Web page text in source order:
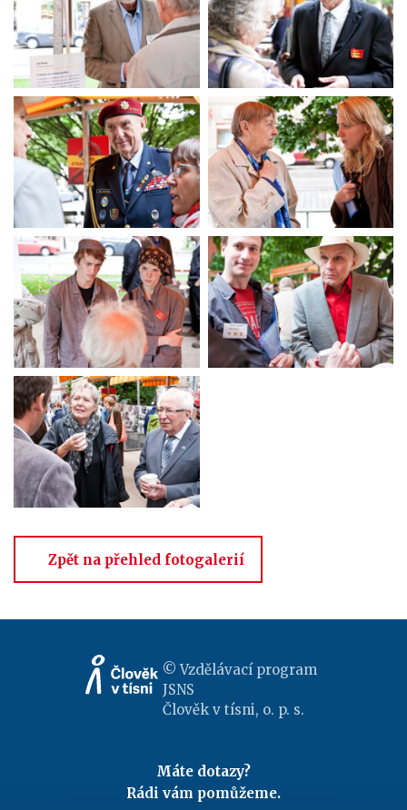
Zpět na přehled fotogalerií
© Vzdělávací program
JSNS
Člověk v tísni, o. p. s.
Máte dotazy?
Rádi vám pomůžeme.